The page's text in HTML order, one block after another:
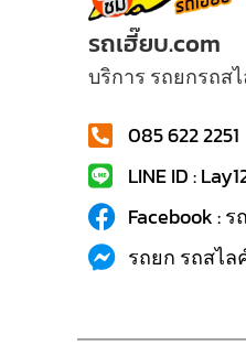
รถเฮี๊ยบ.com
บริการ รถยกรถส
085 622 2251
LINE ID :
Facebook :
รถยก รถสไล